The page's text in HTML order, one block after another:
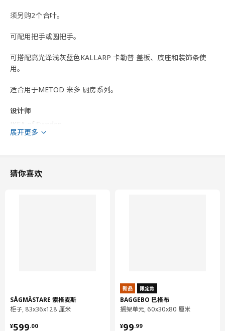
须另购2个合叶。
可配用把手或圆把手。
可搭配高光泽浅灰蓝色KALLARP 卡勒普 盖板、底座和装饰条使
用。
适合用于METOD 米多 厨房系列。
设计师
IKEA of Sweden
4 厘米
长度
73 厘米
展开更多
猜你喜欢
SÅGMÄSTARE 索格麦斯
柜子, 83x36x128 厘米
¥599.00
¥ 599.00
新品 限定款
BAGGEBO 巴格布
搁架单元, 60x30x80 厘米
¥99.99
¥ 99.99